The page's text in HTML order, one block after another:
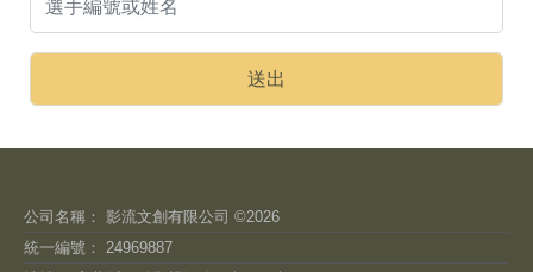
公司名稱： 影流文創有限公司 ©2026
統一編號： 24969887